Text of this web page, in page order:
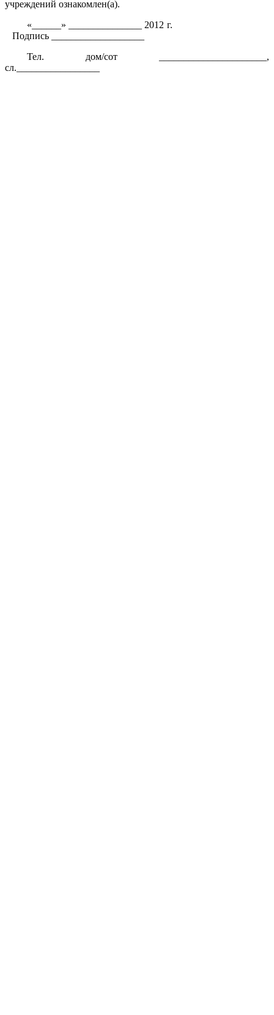
учреждений ознакомлен(а).
«______» _______________ 2012 г.
Подпись ___________________
Тел. дом/сот ______________________,
сл._________________